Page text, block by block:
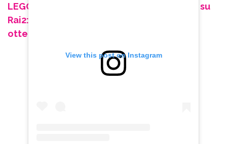
LEGGI ANCHE: Omicidio Lorys Stival, il doc su
Rai2: il marito di Veronica Panarello ha
ottenuto il divorzio
View this post on Instagram